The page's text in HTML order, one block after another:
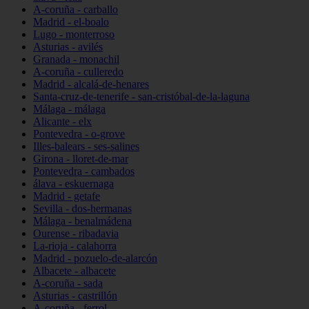
A-coruña - carballo
Madrid - el-boalo
Lugo - monterroso
Asturias - avilés
Granada - monachil
A-coruña - culleredo
Madrid - alcalá-de-henares
Santa-cruz-de-tenerife - san-cristóbal-de-la-laguna
Málaga - málaga
Alicante - elx
Pontevedra - o-grove
Illes-balears - ses-salines
Girona - lloret-de-mar
Pontevedra - cambados
álava - eskuernaga
Madrid - getafe
Sevilla - dos-hermanas
Málaga - benalmádena
Ourense - ribadavia
La-rioja - calahorra
Madrid - pozuelo-de-alarcón
Albacete - albacete
A-coruña - sada
Asturias - castrillón